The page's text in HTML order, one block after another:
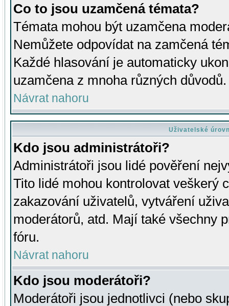
Co to jsou uzamčená témata?
Témata mohou být uzamčena
Nemůžete odpovídat na zamčená
Každé hlasování je automaticky
uzamčena z mnoha různých důvodů.
Návrat nahoru
Uživatelské
Kdo jsou administrátoři?
Administrátoři jsou lidé pověření
Tito lidé mohou kontrolovat veškerý
zakazování uživatelů, vytváření
moderátorů, atd. Mají také všechny
fóru.
Návrat nahoru
Kdo jsou moderátoři?
Moderátoři jsou jednotlivci (nebo